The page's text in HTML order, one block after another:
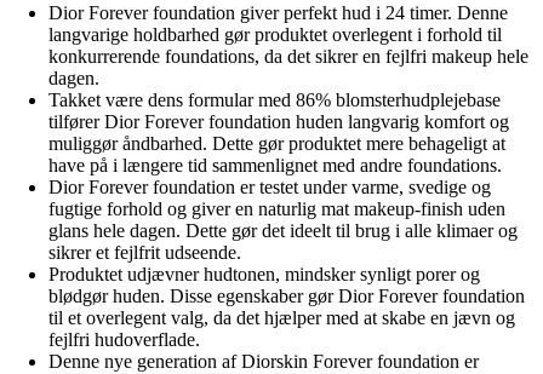
Dior Forever foundation giver perfekt hud i 24 timer. Denne
langvarige holdbarhed gør produktet overlegent i forhold til
konkurrerende foundations, da det sikrer en fejlfri makeup hele
dagen.
Takket være dens formular med 86% blomsterhudplejebase
tilfører Dior Forever foundation huden langvarig komfort og
muliggør åndbarhed. Dette gør produktet mere behageligt at
have på i længere tid sammenlignet med andre foundations.
Dior Forever foundation er testet under varme, svedige og
fugtige forhold og giver en naturlig mat makeup-finish uden
glans hele dagen. Dette gør det ideelt til brug i alle klimaer og
sikrer et fejlfrit udseende.
Produktet udjævner hudtonen, mindsker synligt porer og
blødgør huden. Disse egenskaber gør Dior Forever foundation
til et overlegent valg, da det hjælper med at skabe en jævn og
fejlfri hudoverflade.
Denne nye generation af Diorskin Forever foundation er